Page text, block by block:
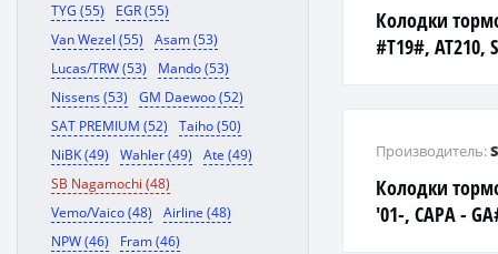
TYG (55)
EGR (55)
Van Wezel (55)
Asam (53)
Lucas/TRW (53)
Mando (53)
Nissens (53)
GM Daewoo (52)
SAT PREMIUM (52)
Taiho (50)
NiBK (49)
Wahler (49)
Ate (49)
SB Nagamochi (48)
Vemo/Vaico (48)
Airline (48)
NPW (46)
Fram (46)
Колодки
#T19#, AT210,
Колодки
'01-, CAPA -
Производитель: